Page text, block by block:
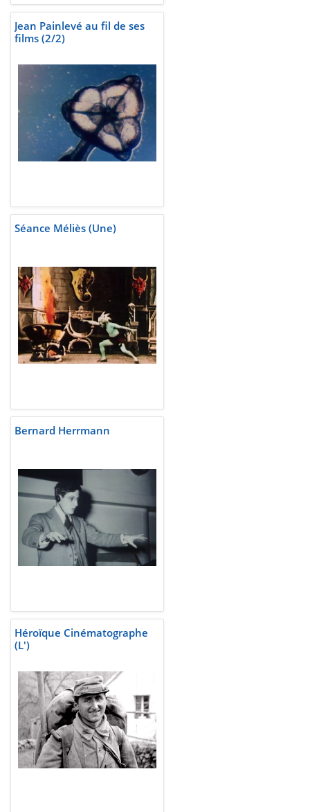
Jean Painlevé au fil de ses
films (2/2)
Séance Méliès (Une)
Bernard Herrmann
Héroïque Cinématographe
(L')